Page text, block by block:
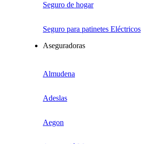
Seguro de hogar
Seguro para patinetes Eléctricos
Aseguradoras
Almudena
Adeslas
Aegon